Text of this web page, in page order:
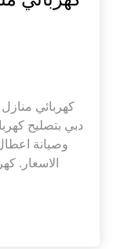
كهربائي
دبي بتصليح
وصيانة
الاسعار.